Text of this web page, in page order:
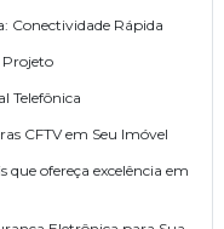
Conectividade Rápida
Telefônica
CFTV em Seu Imóvel
ofereça excelência em